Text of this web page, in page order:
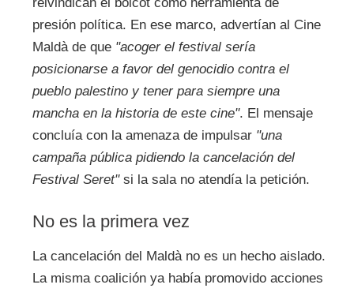
presión política. En ese marco, advertían al Cine
Maldà de que "acoger el festival sería
posicionarse a favor del genocidio contra el
pueblo palestino y tener para siempre una
mancha en la historia de este cine". El mensaje
concluía con la amenaza de impulsar "una
campaña pública pidiendo la cancelación del
Festival Seret"si la sala no atendía la petición.
No es la primera vez
La cancelación del Maldà no es un hecho aislado.
La misma coalición ya había promovido acciones